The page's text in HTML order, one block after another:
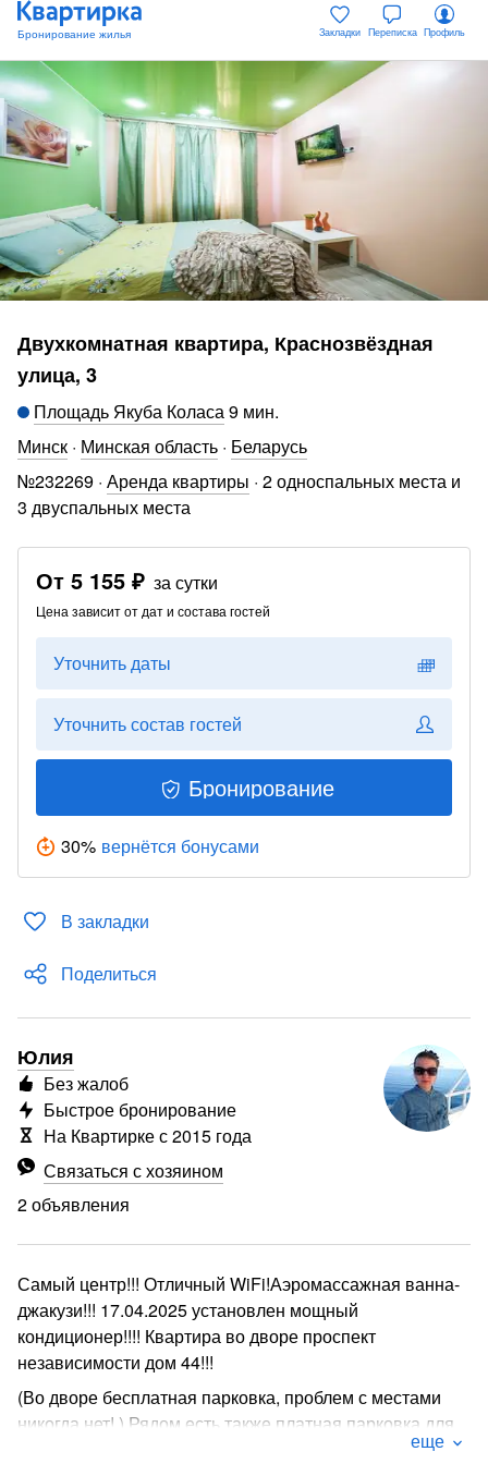
Закладки Переписка Профиль
Двухкомнатная квартира, Краснозвёздная
улица, 3
Площадь Якуба Коласа9 мин.
Минск · Минская область · Беларусь
№232269 · Аренда квартиры · 2 односпальных места и
3 двуспальных места
От 5 155 ₽ за сутки
Цена зависит от дат и состава гостей
Уточнить даты
Уточнить состав гостей
Бронирование
30% вернётся бонусами
В закладки
Поделиться
Юлия
Связаться с хозяином
2 объявления
Без жалоб
Быстрое бронирование
На Квартирке с 2015 года
Самый центр!!! Отличный WiFi!Аэромассажная ванна-
джакузи!!! 17.04.2025 установлен мощный
кондиционер!!!! Квартира во дворе проспект
независимости дом 44!!!
(Во дворе бесплатная парковка, проблем с местами
никогда нет! ) Рядом есть также платная парковка для
желающих! Рядом Немига, Зыбицкая, Старый город и
еще